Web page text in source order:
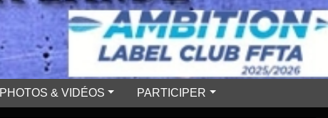
PHOTOS & VIDÉOS PARTICIPER